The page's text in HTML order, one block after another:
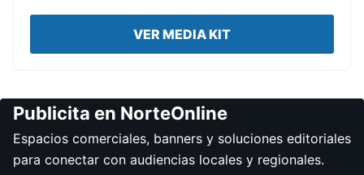
VER MEDIA KIT
Publicita en NorteOnline
Espacios comerciales, banners y soluciones editoriales
para conectar con audiencias locales y regionales.